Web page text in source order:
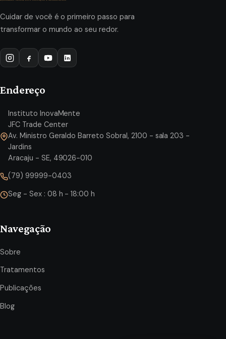
Cuidar de você é o primeiro passo para
transformar o mundo ao seu redor.
Endereço
Instituto InovaMente
JFC Trade Center
Av. Ministro Geraldo Barreto Sobral, 2100 - sala 203 -
Jardins
Aracaju - SE, 49026-010
(79) 99999-0403
Seg - Sex : 08 h - 18:00 h
Navegação
Sobre
Tratamentos
Publicações
Blog